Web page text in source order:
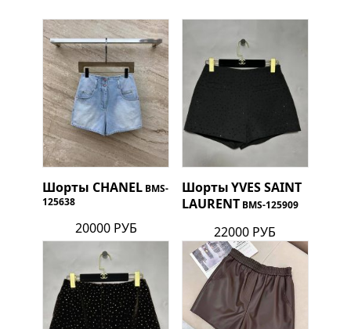
Шорты CHANEL BMS-
125638
20000 РУБ
ШортыYVES SAINT
LAURENT BMS-125909
22000 РУБ